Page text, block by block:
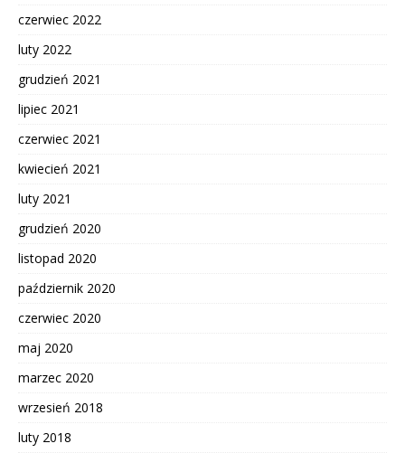
czerwiec 2022
luty 2022
grudzień 2021
lipiec 2021
czerwiec 2021
kwiecień 2021
luty 2021
grudzień 2020
listopad 2020
październik 2020
czerwiec 2020
maj 2020
marzec 2020
wrzesień 2018
luty 2018